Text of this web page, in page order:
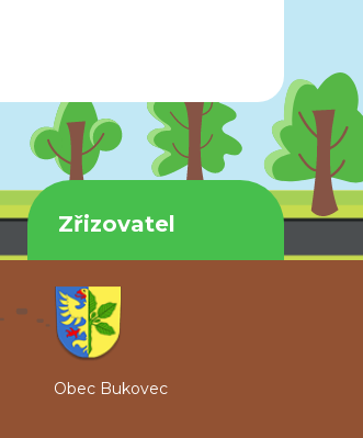
Zřizovatel
Obec Bukovec